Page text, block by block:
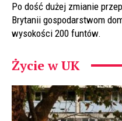
Po dość dużej zmianie
Brytanii gospodarstwom
wysokości 200 funtów.
Życie w UK